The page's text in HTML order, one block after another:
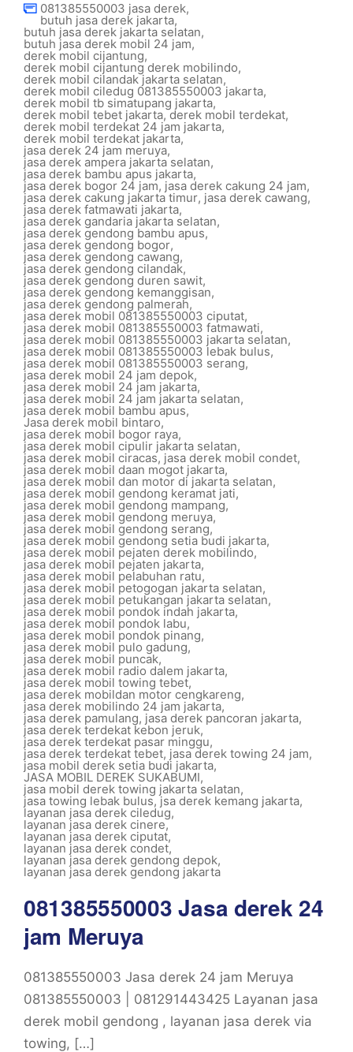
081385550003 jasa derek,
butuh jasa derek jakarta,
butuh jasa derek jakarta selatan,
butuh jasa derek mobil 24 jam,
derek mobil cijantung,
derek mobil cijantung derek mobilindo,
derek mobil cilandak jakarta selatan,
derek mobil ciledug 081385550003 jakarta,
derek mobil tb simatupang jakarta,
derek mobil tebet jakarta,derek mobil terdekat,
derek mobil terdekat 24 jam jakarta,
derek mobil terdekat jakarta,
jasa derek 24 jam meruya,
jasa derek ampera jakarta selatan,
jasa derek bambu apus jakarta,
jasa derek bogor 24 jam, jasa derek cakung 24 jam,
jasa derek cakung jakarta timur, jasa derek cawang,
jasa derek fatmawati jakarta,
jasa derek gandaria jakarta selatan,
jasa derek gendong bambu apus,
jasa derek gendong bogor,
jasa derek gendong cawang,
jasa derek gendong cilandak,
jasa derek gendong duren sawit,
jasa derek gendong kemanggisan,
jasa derek gendong palmerah,
jasa derek mobil 081385550003 ciputat,
jasa derek mobil 081385550003 fatmawati,
jasa derek mobil 081385550003 jakarta selatan,
jasa derek mobil 081385550003 lebak bulus,
jasa derek mobil 081385550003 serang,
jasa derek mobil 24 jam depok,
jasa derek mobil 24 jam jakarta,
jasa derek mobil 24 jam jakarta selatan,
jasa derek mobil bambu apus,
Jasa derek mobil bintaro,
jasa derek mobil bogor raya,
jasa derek mobil cipulir jakarta selatan,
jasa derek mobil ciracas, jasa derek mobil condet,
jasa derek mobil daan mogot jakarta,
jasa derek mobil dan motor di jakarta selatan,
jasa derek mobil gendong keramat jati,
jasa derek mobil gendong mampang,
jasa derek mobil gendong meruya,
jasa derek mobil gendong serang,
jasa derek mobil gendong setia budi jakarta,
jasa derek mobil pejaten derek mobilindo,
jasa derek mobil pejaten jakarta,
jasa derek mobil pelabuhan ratu,
jasa derek mobil petogogan jakarta selatan,
jasa derek mobil petukangan jakarta selatan,
jasa derek mobil pondok indah jakarta,
jasa derek mobil pondok labu,
jasa derek mobil pondok pinang,
jasa derek mobil pulo gadung,
jasa derek mobil puncak,
jasa derek mobil radio dalem jakarta,
jasa derek mobil towing tebet,
jasa derek mobildan motor cengkareng,
jasa derek mobilindo 24 jam jakarta,
jasa derek pamulang, jasa derek pancoran jakarta,
jasa derek terdekat kebon jeruk,
jasa derek terdekat pasar minggu,
jasa derek terdekat tebet, jasa derek towing 24 jam,
jasa mobil derek setia budi jakarta,
JASA MOBIL DEREK SUKABUMI,
jasa mobil derek towing jakarta selatan,
jasa towing lebak bulus,jsa derek kemang jakarta,
layanan jasa derek ciledug,
layanan jasa derek cinere,
layanan jasa derek ciputat,
layanan jasa derek condet,
layanan jasa derek gendong depok,
layanan jasa derek gendong jakarta
081385550003 Jasa derek 24
jam Meruya
081385550003 Jasa derek 24 jam Meruya
081385550003 | 081291443425 Layanan jasa
derek mobil gendong , layanan jasa derek via
towing, […]